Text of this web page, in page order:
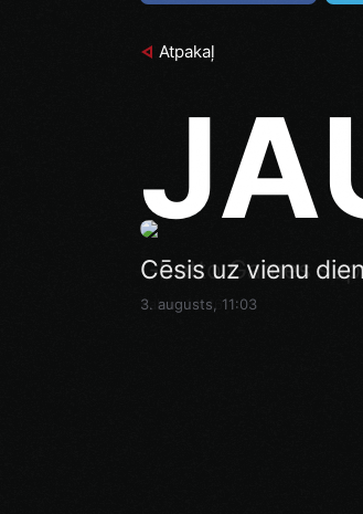
Atpakaļ
Ghetto Games
Vakar, 14:46
Cēsis uz vienu
3. augusts, 11:03
Pēdējā iespēja
Rīga” izspēlēs